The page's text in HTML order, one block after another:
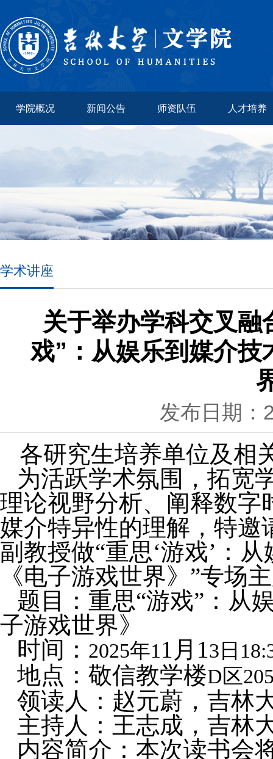
学院概况 新闻公告 师资队伍 人才培养
学术讲座
关于举办学科交叉融
戏”：从娱乐到媒介
发布日期：
各研究生培养单位及相
为活跃学术氛围，拓宽
理论视野分析、阐释数字
媒介特异性的理解，特邀
副教授做“重思‘游戏’：
《电子游戏世界》 ”专场
题目： 重思“游戏”：从
子游戏世界》
时间： 2025年11月1 3日
地点：敬信教学楼D区
领读人：赵元蔚，吉林
主持人：王志成，吉林
内容简介：本次读书会